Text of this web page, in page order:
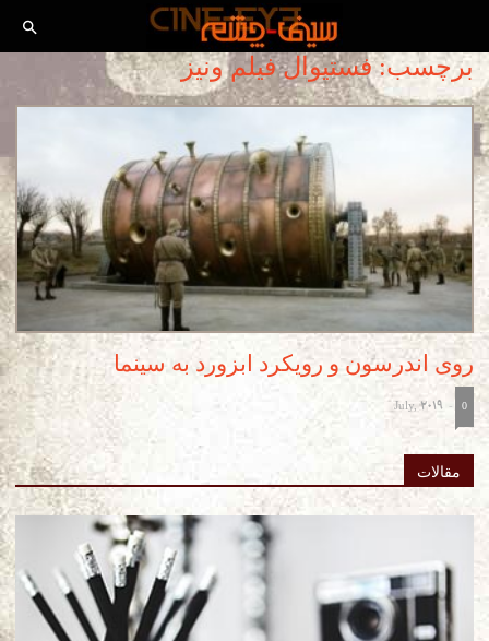
برچسب: فستیوال فیلم ونیز
روی اندرسون و رویکرد ابزورد به سینما
-
July, 2019 0
مقالات